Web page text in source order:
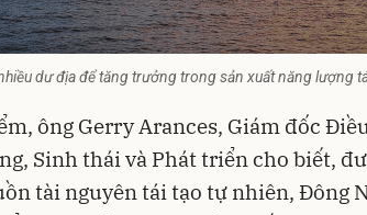
dư địa để tăng trưởng trong sản xuất năng lượng
ông Gerry Arances, Giám đốc
Sinh thái và Phát triển cho biết,
tài nguyên tái tạo tự nhiên, Đông